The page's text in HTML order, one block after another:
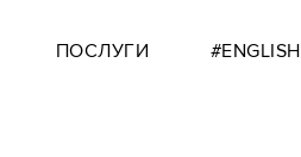
ПОСЛУГИ #ENGLISH